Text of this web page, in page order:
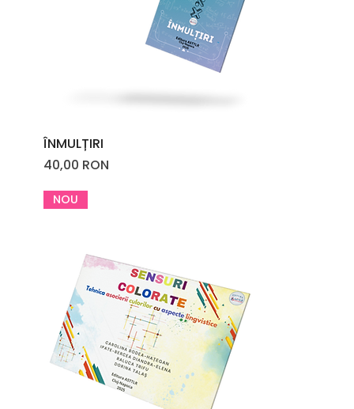
ÎNMULȚIRI
Price
40,00 RON
NOU